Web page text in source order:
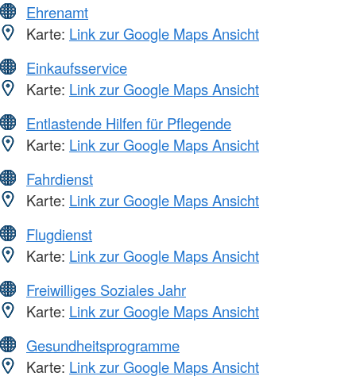
Ehrenamt
Karte: Link zur Google Maps Ansicht
Einkaufsservice
Karte: Link zur Google Maps Ansicht
Entlastende Hilfen für Pflegende
Karte: Link zur Google Maps Ansicht
Fahrdienst
Karte: Link zur Google Maps Ansicht
Flugdienst
Karte: Link zur Google Maps Ansicht
Freiwilliges Soziales Jahr
Karte: Link zur Google Maps Ansicht
Gesundheitsprogramme
Karte: Link zur Google Maps Ansicht